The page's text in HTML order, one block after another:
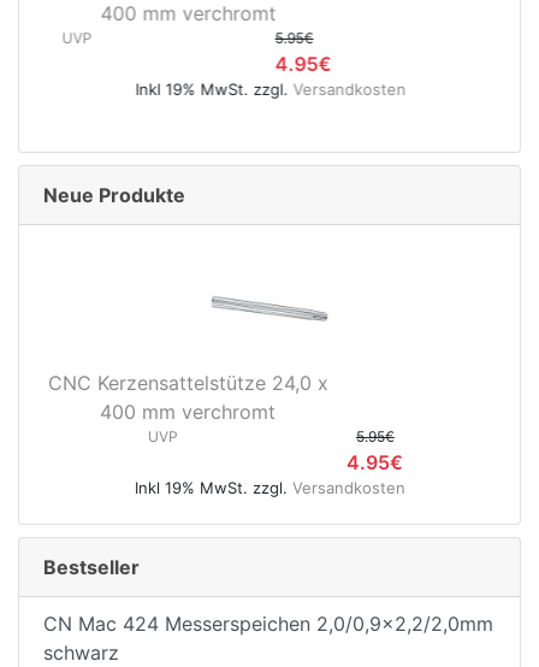
400 mm verchromt
UVP 5.95€
4.95€
Inkl 19% MwSt. zzgl. Versandkosten
Neue Produkte
CNC Kerzensattelstütze 24,0 x
400 mm verchromt
UVP 5.95€
4.95€
Inkl 19% MwSt. zzgl. Versandkosten
Bestseller
CN Mac 424 Messerspeichen 2,0/0,9x2,2/2,0mm
schwarz